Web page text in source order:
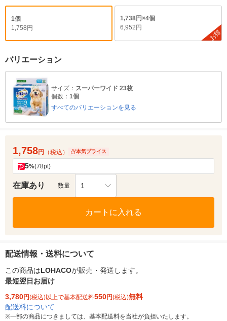
1個
1,758円
1,738円×4個
6,952円
お得
バリエーション
サイズ： スーパーワイド 23枚
個数： 1個
すべてのバリエーションを見る
1,758円 （税込） 本気プライス
5%(78pt)
在庫あり 数量 1
カートに入れる
配送情報・送料について
この商品はLOHACOが販売・発送します。
最短翌日お届け
3,780円(税込)以上で基本配送料550円(税込)無料
配送料について
※一部の商品につきましては、基本配送料を当社が負担いたします。